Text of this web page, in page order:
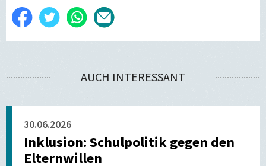
Auf
Facebook
Twittern WhatsApp
E-
versenden
AUCH INTERESSANT
30.06.2026
Inklusion: Schulpolitik gegen den
Elternwillen